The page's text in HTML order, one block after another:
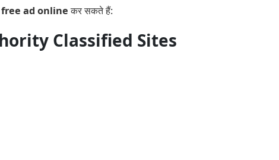
ad onlineकर सकते हैं:
Classified Sites